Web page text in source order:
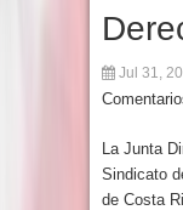
Jul 31,
La Junta
Sindicato
de Costa